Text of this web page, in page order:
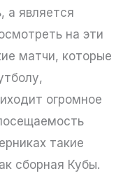
а является
на эти
матчи, которые
огромное
такие
сборная Кубы.